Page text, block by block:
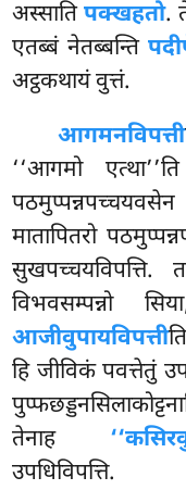
अस्सातिपक्खहतो.
एतब्बं नेतब्बन्ति
अट्ठकथायं वुत्तं.
आगमनविपत्ती
‘‘आगमो
पठमुप्पन्नपच्चयवसेन
मातापितरो
सुखपच्चयविपत्ति.
विभवसम्पन्नो
आजीवुपायविपत्ती
हि जीविकं पवत्तेतुं
तेनाह